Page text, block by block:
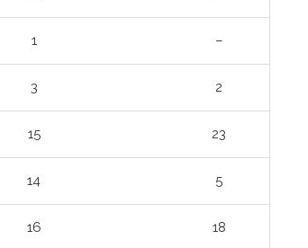
1 –
3 2
15 23
14 5
16 18